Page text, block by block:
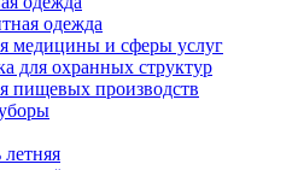
одежда
медицины и сферы услуг
для охранных структур
пищевых производств